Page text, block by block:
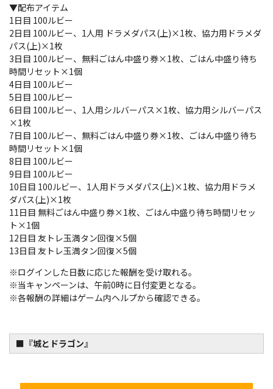
▼配布アイテム
1日目 100ルビー
2日目 100ルビー、1人用 ドラメダパス(上)×1枚、協力用ドラメダ
パス(上)×1枚
3日目 100ルビー、無料ごはん中盛り券×1枚、ごはん中盛り待ち
時間リセット×1個
4日目 100ルビー
5日目 100ルビー
6日目 100ルビー、1人用シルバーパス×1枚、協力用シルバーパス
×1枚
7日目 100ルビー、無料ごはん中盛り券×1枚、ごはん中盛り待ち
時間リセット×1個
8日目 100ルビー
9日目 100ルビー
10日目 100ルビー、1人用ドラメダパス(上)×1枚、協力用ドラメ
ダパス(上)×1枚
11日目 無料ごはん中盛り券×1枚、ごはん中盛り待ち時間リセッ
ト×1個
12日目 友トレ玉満タン回復×5個
13日目 友トレ玉満タン回復×5個
※ログインした日数に応じた報酬を受け取れる。
※当キャンペーンは、午前0時に日付変更となる。
※各報酬の詳細はゲーム内ヘルプから確認できる。
■『城とドラゴン』